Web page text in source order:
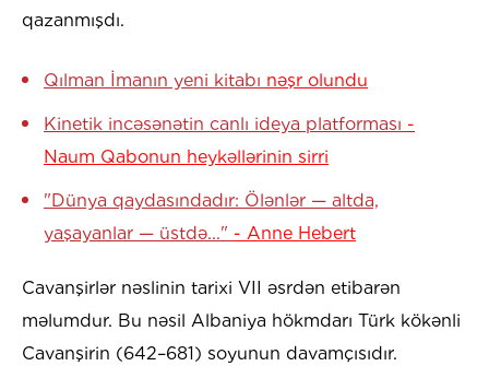
qazanmışdı.
Qılman İmanın yeni kitabı nəşr olundu
Kinetik incəsənətin canlı ideya platforması -
Naum Qabonun heykəllərinin sirri
"Dünya qaydasındadır: Ölənlər — altda,
yaşayanlar — üstdə..." - Anne Hebert
Cavanşirlər nəslinin tarixi VII əsrdən etibarən
məlumdur. Bu nəsil Albaniya hökmdarı Türk kökənli
Cavanşirin (642–681) soyunun davamçısıdır.